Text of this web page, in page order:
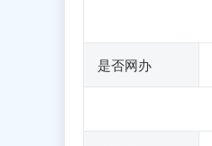
是否网办